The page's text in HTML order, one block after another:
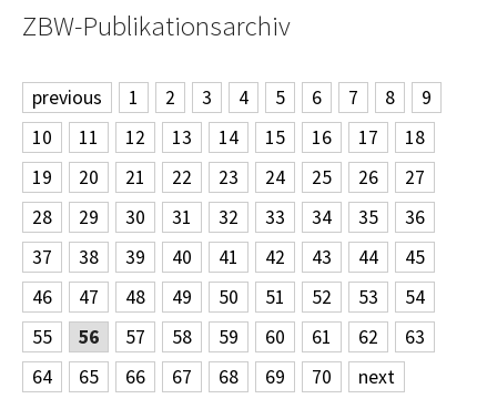
ZBW-Publikationsarchiv
previous 1 2 3 4 5 6 7 8
9
10
11 12 13 14 15 16 17
18
19
20 21 22 23 24 25 26
27
28
29 30 31 32 33 34 35
36
37
38 39 40 41 42 43 44
45
46
47 48 49 50 51 52 53
54
55
56 57 58 59 60 61 62
63
64
65 66 67 68 69 70 next